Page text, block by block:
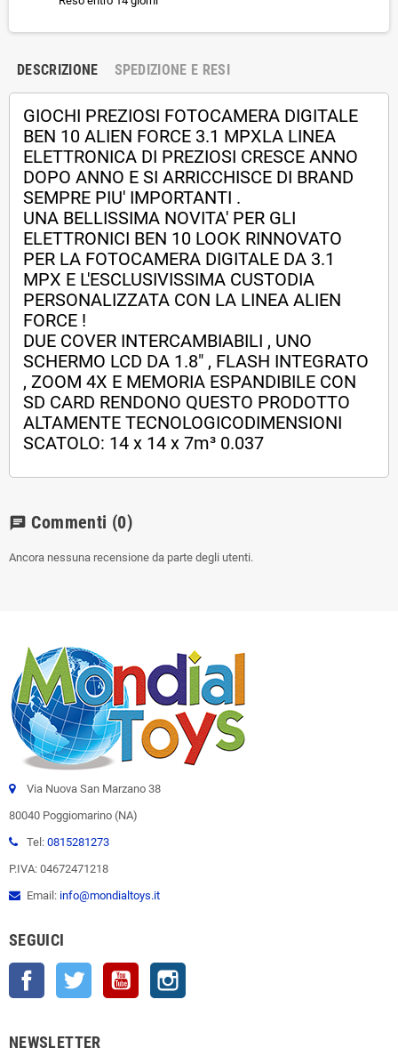
DESCRIZIONE SPEDIZIONE E RESI
GIOCHI PREZIOSI FOTOCAMERA DIGITALE
BEN 10 ALIEN FORCE 3.1 MPXLA LINEA
ELETTRONICA DI PREZIOSI CRESCE ANNO
DOPO ANNO E SI ARRICCHISCE DI BRAND
SEMPRE PIU' IMPORTANTI .
UNA BELLISSIMA NOVITA' PER GLI
ELETTRONICI BEN 10 LOOK RINNOVATO
PER LA FOTOCAMERA DIGITALE DA 3.1
MPX E L'ESCLUSIVISSIMA CUSTODIA
PERSONALIZZATA CON LA LINEA ALIEN
FORCE !
DUE COVER INTERCAMBIABILI , UNO
SCHERMO LCD DA 1.8" , FLASH INTEGRATO
, ZOOM 4X E MEMORIA ESPANDIBILE CON
SD CARD RENDONO QUESTO PRODOTTO
ALTAMENTE TECNOLOGICODIMENSIONI
SCATOLO: 14 x 14 x 7m³ 0.037
chat Commenti (0)
Ancora nessuna recensione da parte degli utenti.
Via Nuova San Marzano 38
80040 Poggiomarino (NA)
Tel: 0815281273
P.IVA: 04672471218
Email: info@mondialtoys.it
SEGUICI
Facebook Twitter YouTube
NEWSLETTER